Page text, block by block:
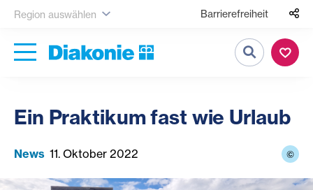
Region auswählen Barrierefreiheit
Suche
Ein Praktikum fast wie Urlaub
News 11. Oktober 2022 ©